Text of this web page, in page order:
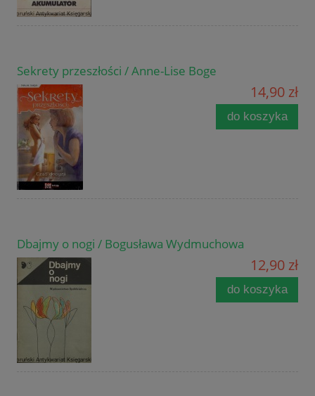
Sekrety przeszłości / Anne-Lise Boge
14,90 zł
do koszyka
Dbajmy o nogi / Bogusława Wydmuchowa
12,90 zł
do koszyka